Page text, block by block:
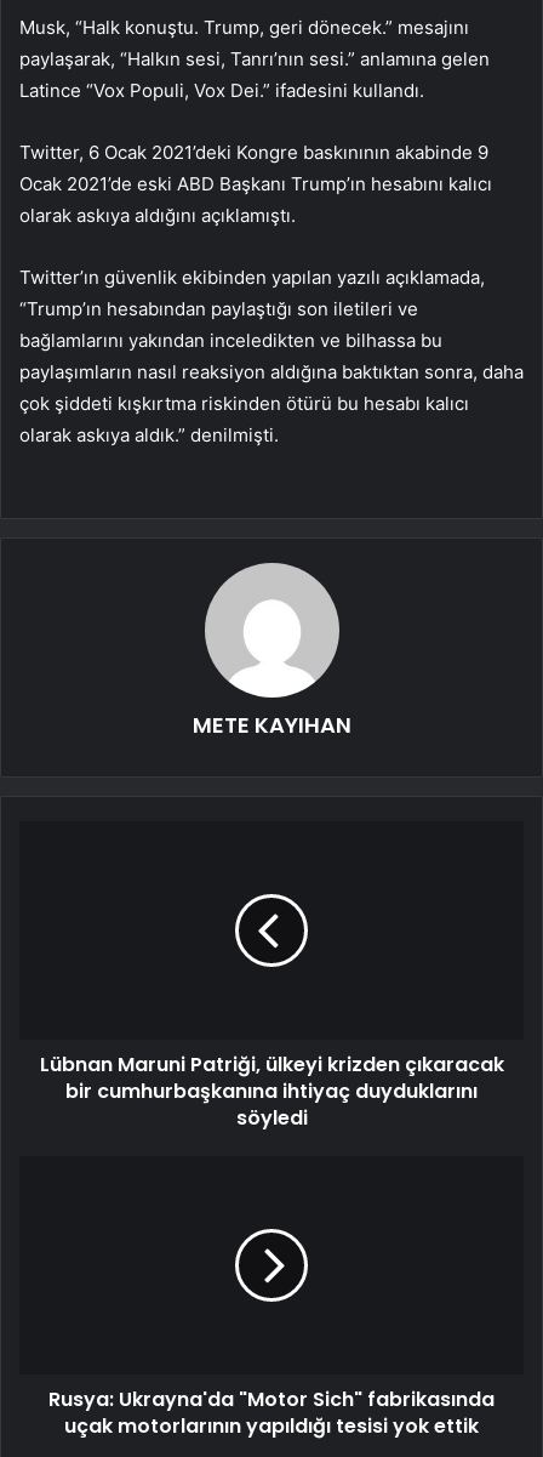
Musk, “Halk konuştu. Trump, geri dönecek.” mesajını
paylaşarak, “Halkın sesi, Tanrı’nın sesi.” anlamına gelen
Latince “Vox Populi, Vox Dei.” ifadesini kullandı.
Twitter, 6 Ocak 2021’deki Kongre baskınının akabinde 9
Ocak 2021’de eski ABD Başkanı Trump’ın hesabını kalıcı
olarak askıya aldığını açıklamıştı.
Twitter’ın güvenlik ekibinden yapılan yazılı açıklamada,
“Trump’ın hesabından paylaştığı son iletileri ve
bağlamlarını yakından inceledikten ve bilhassa bu
paylaşımların nasıl reaksiyon aldığına baktıktan sonra, daha
çok şiddeti kışkırtma riskinden ötürü bu hesabı kalıcı
olarak askıya aldık.” denilmişti.
METE KAYIHAN
Lübnan Maruni Patriği, ülkeyi krizden çıkaracak
bir cumhurbaşkanına ihtiyaç duyduklarını
söyledi
Rusya: Ukrayna'da "Motor Sich" fabrikasında
uçak motorlarının yapıldığı tesisi yok ettik